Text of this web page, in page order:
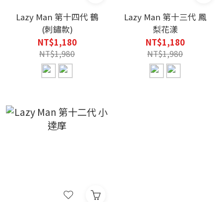
Lazy Man 第十四代 鶴
(刺鏽款)
NT$1,180
NT$1,980
Lazy Man 第十三代 鳳
梨花漾
NT$1,180
NT$1,980